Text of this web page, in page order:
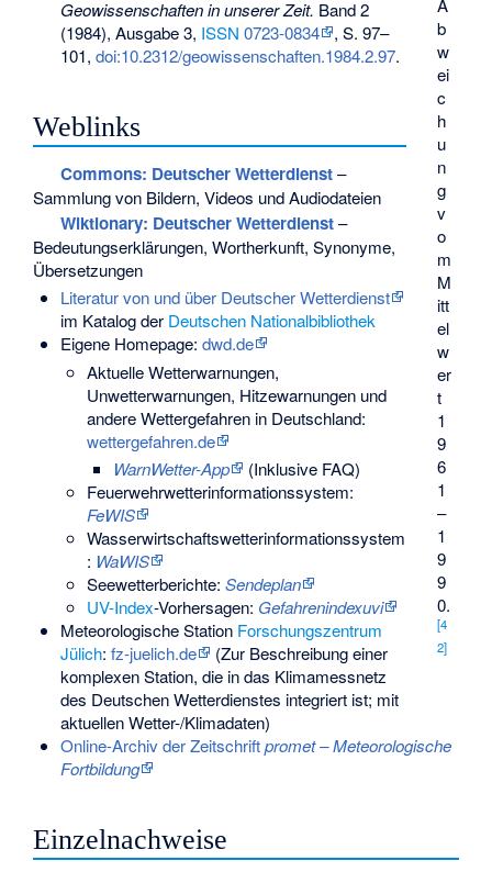
A
b
w
ei
c
h
u
n
g
v
o
m
M
itt
el
w
er
t
1
9
6
1
–
1
9
9
0.
[4
2]
Geowissenschaften in unserer Zeit. Band 2
(1984), Ausgabe 3, ISSN 0723-0834
, S. 97–
101, doi:10.2312/geowissenschaften.1984.2.97.
Weblinks
Commons: Deutscher Wetterdienst–
Sammlung von Bildern, Videos und Audiodateien
Wiktionary: Deutscher Wetterdienst–
Bedeutungserklärungen, Wortherkunft, Synonyme,
Übersetzungen
Literatur von und über Deutscher Wetterdienst
im Katalog der Deutschen Nationalbibliothek
Eigene Homepage: dwd.de
Aktuelle Wetterwarnungen,
Unwetterwarnungen, Hitzewarnungen und
andere Wettergefahren in Deutschland:
wettergefahren.de
WarnWetter-App
(Inklusive FAQ)
Feuerwehrwetterinformationssystem:
FeWIS
Wasserwirtschaftswetterinformationssystem
: WaWIS
Seewetterberichte:Sendeplan
UV-Index-Vorhersagen: Gefahrenindexuvi
Meteorologische Station Forschungszentrum
Jülich: fz-juelich.de
(Zur Beschreibung einer
komplexen Station, die in das Klimamessnetz
des Deutschen Wetterdienstes integriert ist; mit
aktuellen Wetter-/Klimadaten)
Online-Archiv der Zeitschriftpromet – Meteorologische
Fortbildung
Einzelnachweise